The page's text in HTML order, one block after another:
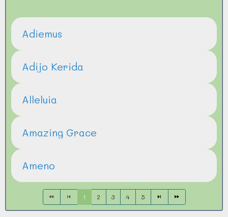
Adiemus
Adijo Kerida
Alleluia
Amazing Grace
Ameno
1 2 3 4 5